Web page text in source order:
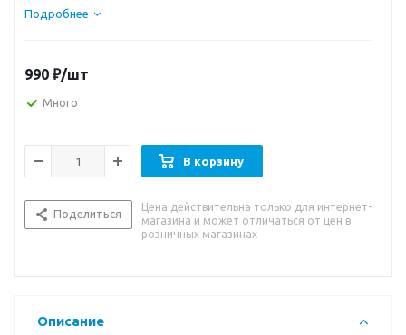
Подробнее
990 ₽/шт
Много
В корзину
Поделиться
Цена действительна только для интернет-
магазина и может отличаться от цен в
розничных магазинах
Описание